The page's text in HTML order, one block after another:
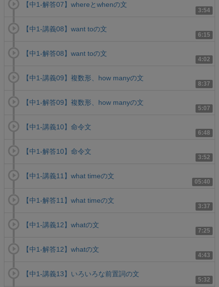
3:54
【中1-解答07】whereとwhenの文
6:15
【中1-講義08】want toの文
4:02
【中1-解答08】want toの文
8:37
【中1-講義09】複数形、how manyの文
5:07
【中1-解答09】複数形、how manyの文
6:48
【中1-講義10】命令文
3:52
【中1-解答10】命令文
05:40
【中1-講義11】what timeの文
3:37
【中1-解答11】what timeの文
7:25
【中1-講義12】whatの文
4:43
【中1-解答12】whatの文
5:32
【中1-講義13】いろいろな前置詞の文